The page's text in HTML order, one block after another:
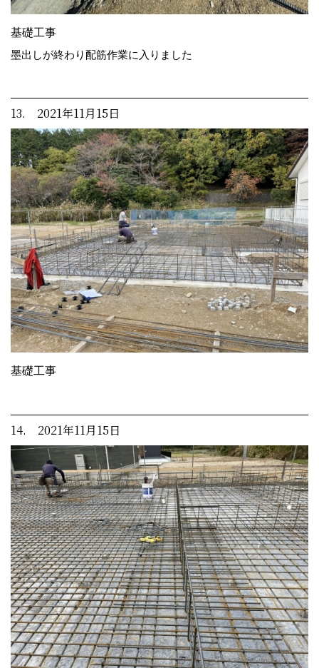
基礎工事
墨出しが終わり配筋作業に入りました
13. 2021年11月15日
基礎工事
14. 2021年11月15日